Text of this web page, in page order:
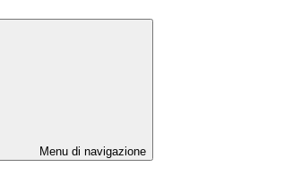
Menu di navigazione